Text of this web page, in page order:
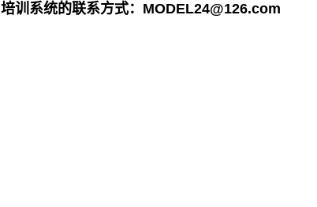
培训系统的联系方式：MODEL24@126.com